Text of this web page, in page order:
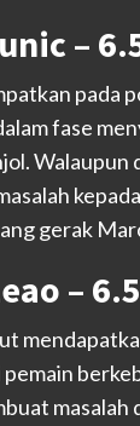
–
pada
fase
Walaupun
gerak
– 6.5
masalah